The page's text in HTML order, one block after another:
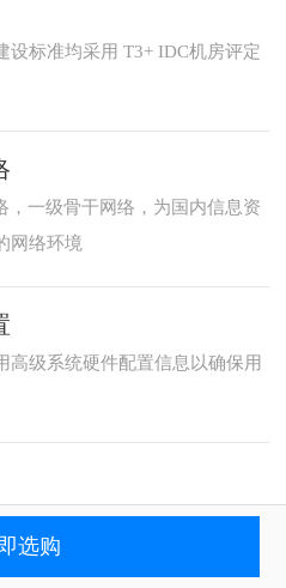
选购
设标准均采用 T3+ IDC机房评定
，一级骨干网络，为国内信息资
网络环境
高级系统硬件配置信息以确保用
、监控中心及维护人员7*24小